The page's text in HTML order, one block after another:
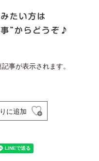
事が表示されます。
に追加